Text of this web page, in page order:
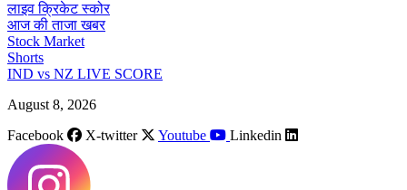
लाइव क्रिकेट स्कोर
आज की ताजा खबर
Stock Market
Shorts
IND vs NZ LIVE SCORE
August 8, 2026
Facebook
X-twitter Youtube Linkedin